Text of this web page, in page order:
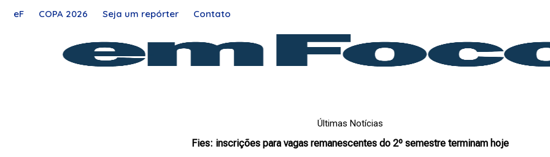
eF COPA 2026 Seja um repórter Contato
Últimas Notícias
Fies: inscrições para vagas remanescentes do 2º semestre terminam hoje